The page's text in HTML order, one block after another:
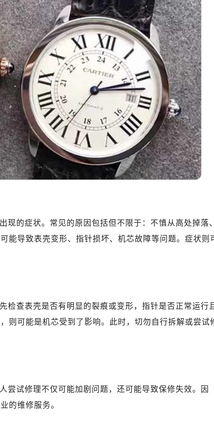
现的症状。常见的原因包括但不限于：不慎从高处掉落
能导致表壳变形、指针损坏、机芯故障等问题。症状则
检查表壳是否有明显的裂痕或变形，指针是否正常运行
则可能是机芯受到了影响。此时，切勿自行拆解或尝试
尝试修理不仅可能加剧问题，还可能导致保修失效。因
的维修服务。